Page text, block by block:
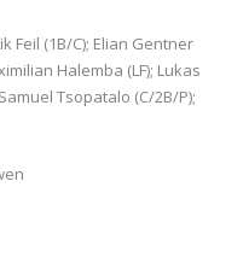
Feil (1B/C); Elian Gentner
Halemba (LF); Lukas
Tsopatalo (C/2B/P);